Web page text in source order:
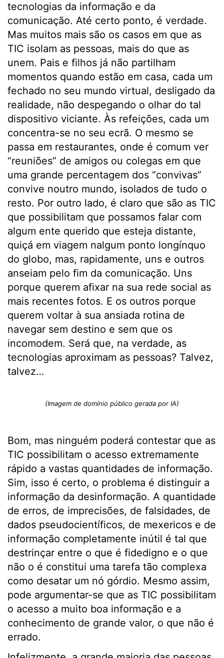
tecnologias da informação e da
comunicação. Até certo ponto, é verdade.
Mas muitos mais são os casos em que as
TIC isolam as pessoas, mais do que as
unem. Pais e filhos já não partilham
momentos quando estão em casa, cada um
fechado no seu mundo virtual, desligado da
realidade, não despegando o olhar do tal
dispositivo viciante. Às refeições, cada um
concentra-se no seu ecrã. O mesmo se
passa em restaurantes, onde é comum ver
“reuniões” de amigos ou colegas em que
uma grande percentagem dos “convivas”
convive noutro mundo, isolados de tudo o
resto. Por outro lado, é claro que são as TIC
que possibilitam que possamos falar com
algum ente querido que esteja distante,
quiçá em viagem nalgum ponto longínquo
do globo, mas, rapidamente, uns e outros
anseiam pelo fim da comunicação. Uns
porque querem afixar na sua rede social as
mais recentes fotos. E os outros porque
querem voltar à sua ansiada rotina de
navegar sem destino e sem que os
incomodem. Será que, na verdade, as
tecnologias aproximam as pessoas? Talvez,
talvez…
(Imagem de domínio público gerada por IA)
Bom, mas ninguém poderá contestar que as
TIC possibilitam o acesso extremamente
rápido a vastas quantidades de informação.
Sim, isso é certo, o problema é distinguir a
informação da desinformação. A quantidade
de erros, de imprecisões, de falsidades, de
dados pseudocientíficos, de mexericos e de
informação completamente inútil é tal que
destrinçar entre o que é fidedigno e o que
não o é constitui uma tarefa tão complexa
como desatar um nó górdio. Mesmo assim,
pode argumentar-se que as TIC possibilitam
o acesso a muito boa informação e a
conhecimento de grande valor, o que não é
errado.